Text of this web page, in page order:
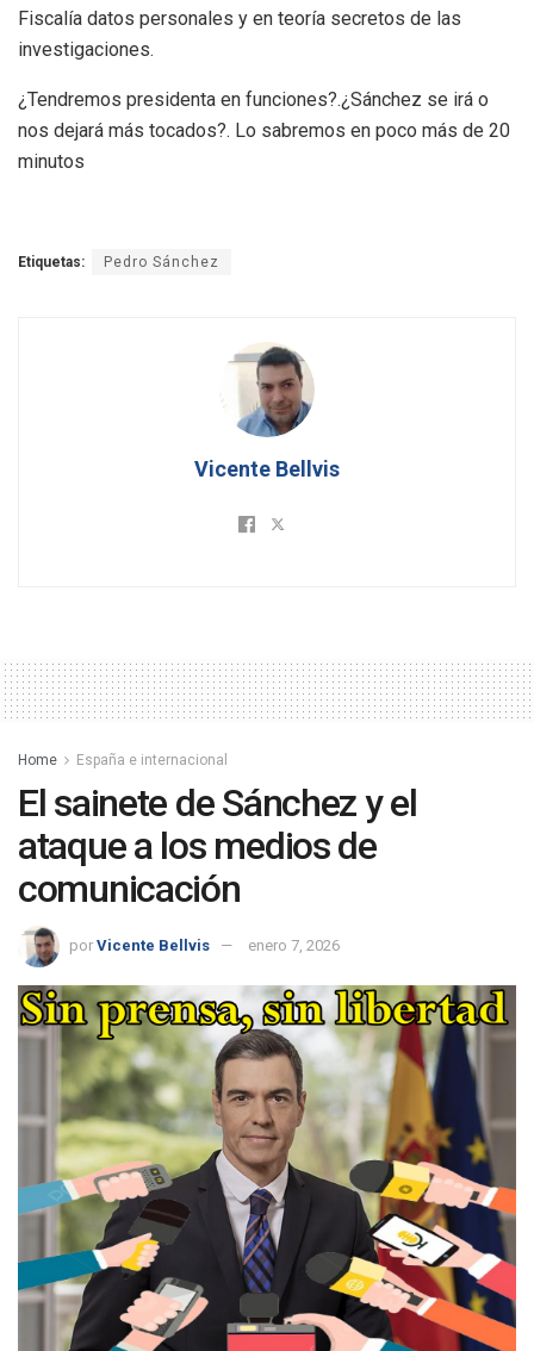
Fiscalía datos personales y en teoría secretos de las
investigaciones.
¿Tendremos presidenta en funciones?.¿Sánchez se irá o
nos dejará más tocados?. Lo sabremos en poco más de 20
minutos
Etiquetas: Pedro Sánchez
Vicente Bellvis
Home España e internacional
El sainete de Sánchez y el
ataque a los medios de
comunicación
por Vicente Bellvis enero 7, 2026